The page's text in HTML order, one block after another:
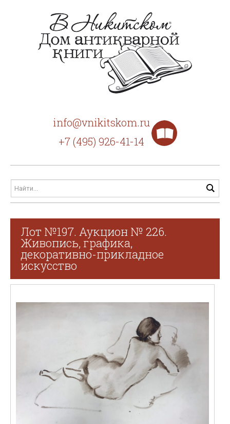
info@vnikitskom.ru
+7 (495) 926-41-14
Лот №197. Аукцион № 226.
Живопись, графика,
декоративно-прикладное
искусство